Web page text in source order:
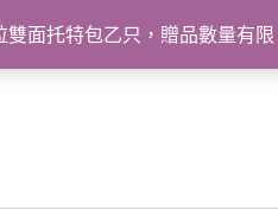
面托特包乙只，贈品數量有